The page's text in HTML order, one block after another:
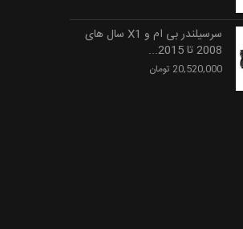
سرسیلندر بی ام و X1 سال های
2008 تا 2015...
20,520,000 تومان